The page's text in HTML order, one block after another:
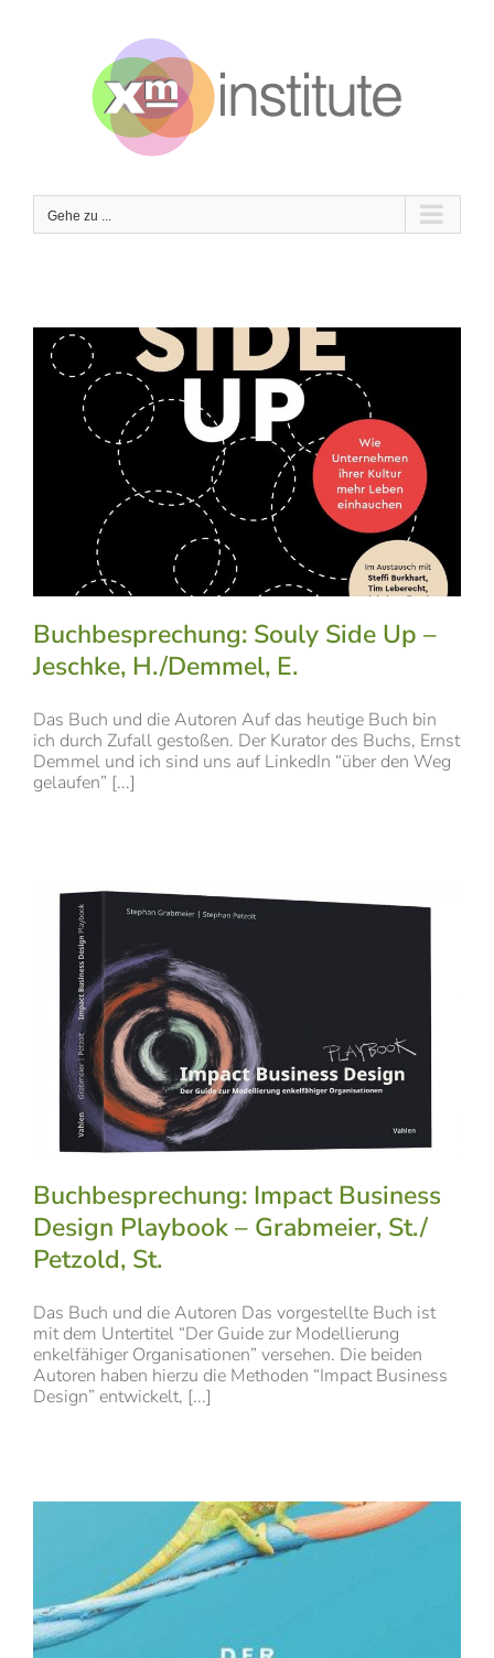
Gehe zu ...
Buchbesprechung: Souly Side Up –
Jeschke, H./Demmel, E.
Das Buch und die Autoren Auf das heutige Buch bin
ich durch Zufall gestoßen. Der Kurator des Buchs, Ernst
Demmel und ich sind uns auf LinkedIn “über den Weg
gelaufen” [...]
Buchbesprechung: Impact Business
Design Playbook – Grabmeier, St./
Petzold, St.
Das Buch und die Autoren Das vorgestellte Buch ist
mit dem Untertitel “Der Guide zur Modellierung
enkelfähiger Organisationen” versehen. Die beiden
Autoren haben hierzu die Methoden “Impact Business
Design” entwickelt, [...]